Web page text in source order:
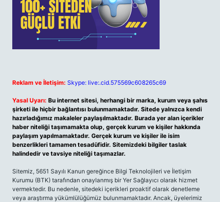
Reklam ve İletişim: Skype: live:.cid.575569c608265c69
Yasal Uyarı: Bu internet sitesi, herhangi bir marka, kurum veya şahıs
şirketi ile hiçbir bağlantısı bulunmamaktadır. Sitede yalnızca kendi
hazırladığımız makaleler paylaşılmaktadır. Burada yer alan içerikler
haber niteliği taşımamakta olup, gerçek kurum ve kişiler hakkında
paylaşım yapılmamaktadır. Gerçek kurum ve kişiler ile isim
benzerlikleri tamamen tesadüfidir. Sitemizdeki bilgiler taslak
halindedir ve tavsiye niteliği taşımazlar.
Sitemiz, 5651 Sayılı Kanun gereğince Bilgi Teknolojileri ve İletişim
Kurumu (BTK) tarafından onaylanmış bir Yer Sağlayıcı olarak hizmet
vermektedir. Bu nedenle, sitedeki içerikleri proaktif olarak denetleme
veya araştırma yükümlülüğümüz bulunmamaktadır. Ancak, üyelerimiz